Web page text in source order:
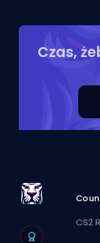
Czas,
CS2